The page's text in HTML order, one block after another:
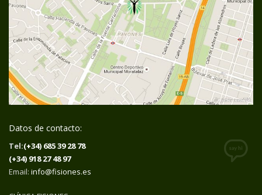
Datos de contacto:
Tel:(+34) 685 39 28 78
(+34) 918 27 48 97
Email: info@fisiones.es